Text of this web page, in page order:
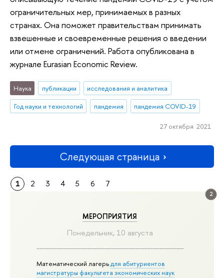
2
МЕРОПРИЯТИЯ
Понедельник, 10 августа
Математический лагерьдля абитуриентов
магистратуры факультета экономических наук
ограничительных мер, принимаемых в разных
странах. Она поможет правительствам принимать
взвешенные и своевременные решения о введении
или отмене ограничений. Работа опубликована в
журнале Eurasian Economic Review.
Наука публикации
исследования и аналитика
Год науки и технологий
пандемия пандемия COVID-19
27 октября 2021
Следующая страница
1 2 3 4 5 6 7